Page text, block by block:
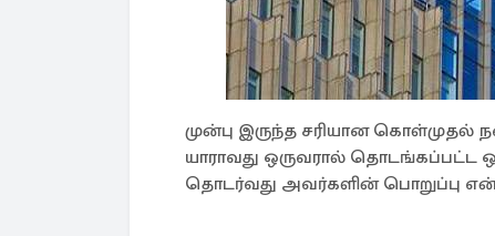
முன்பு இருந்த சரியான கொள்முதல்
யாராவது ஒருவரால் தொடங்கப்பட்ட
தொடர்வது அவர்களின் பொறுப்பு